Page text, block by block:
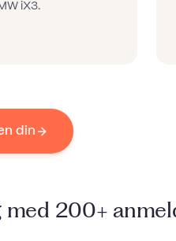
iX3.
din
med 200+